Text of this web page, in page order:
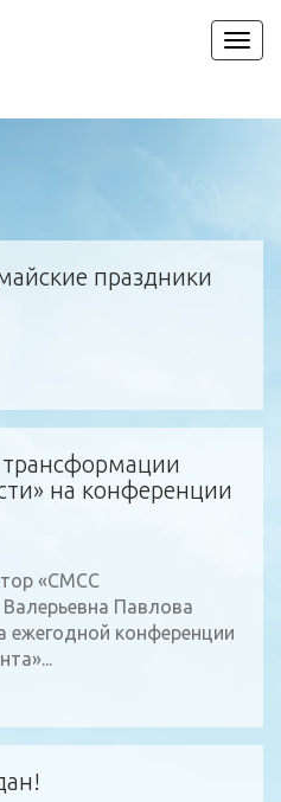
праздники
на конференции
«СМСС
Павлова
ежегодной конференции